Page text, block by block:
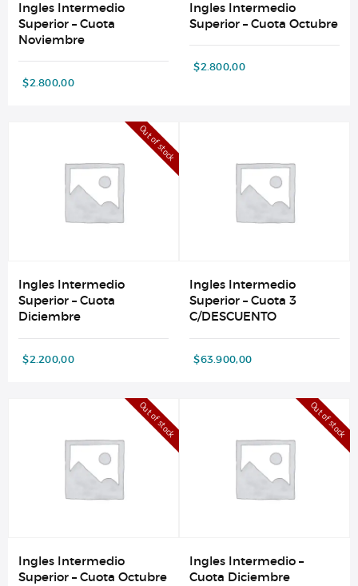
Ingles Intermedio
Superior – Cuota
Noviembre
$2.800,00
Ingles Intermedio
Superior – Cuota Octubre
$2.800,00
Out of stock
Ingles Intermedio
Superior – Cuota
Diciembre
$2.200,00
Ingles Intermedio
Superior – Cuota 3
C/DESCUENTO
$63.900,00
Out of stock
Ingles Intermedio
Superior – Cuota Octubre
Out of stock
Ingles Intermedio –
Cuota Diciembre